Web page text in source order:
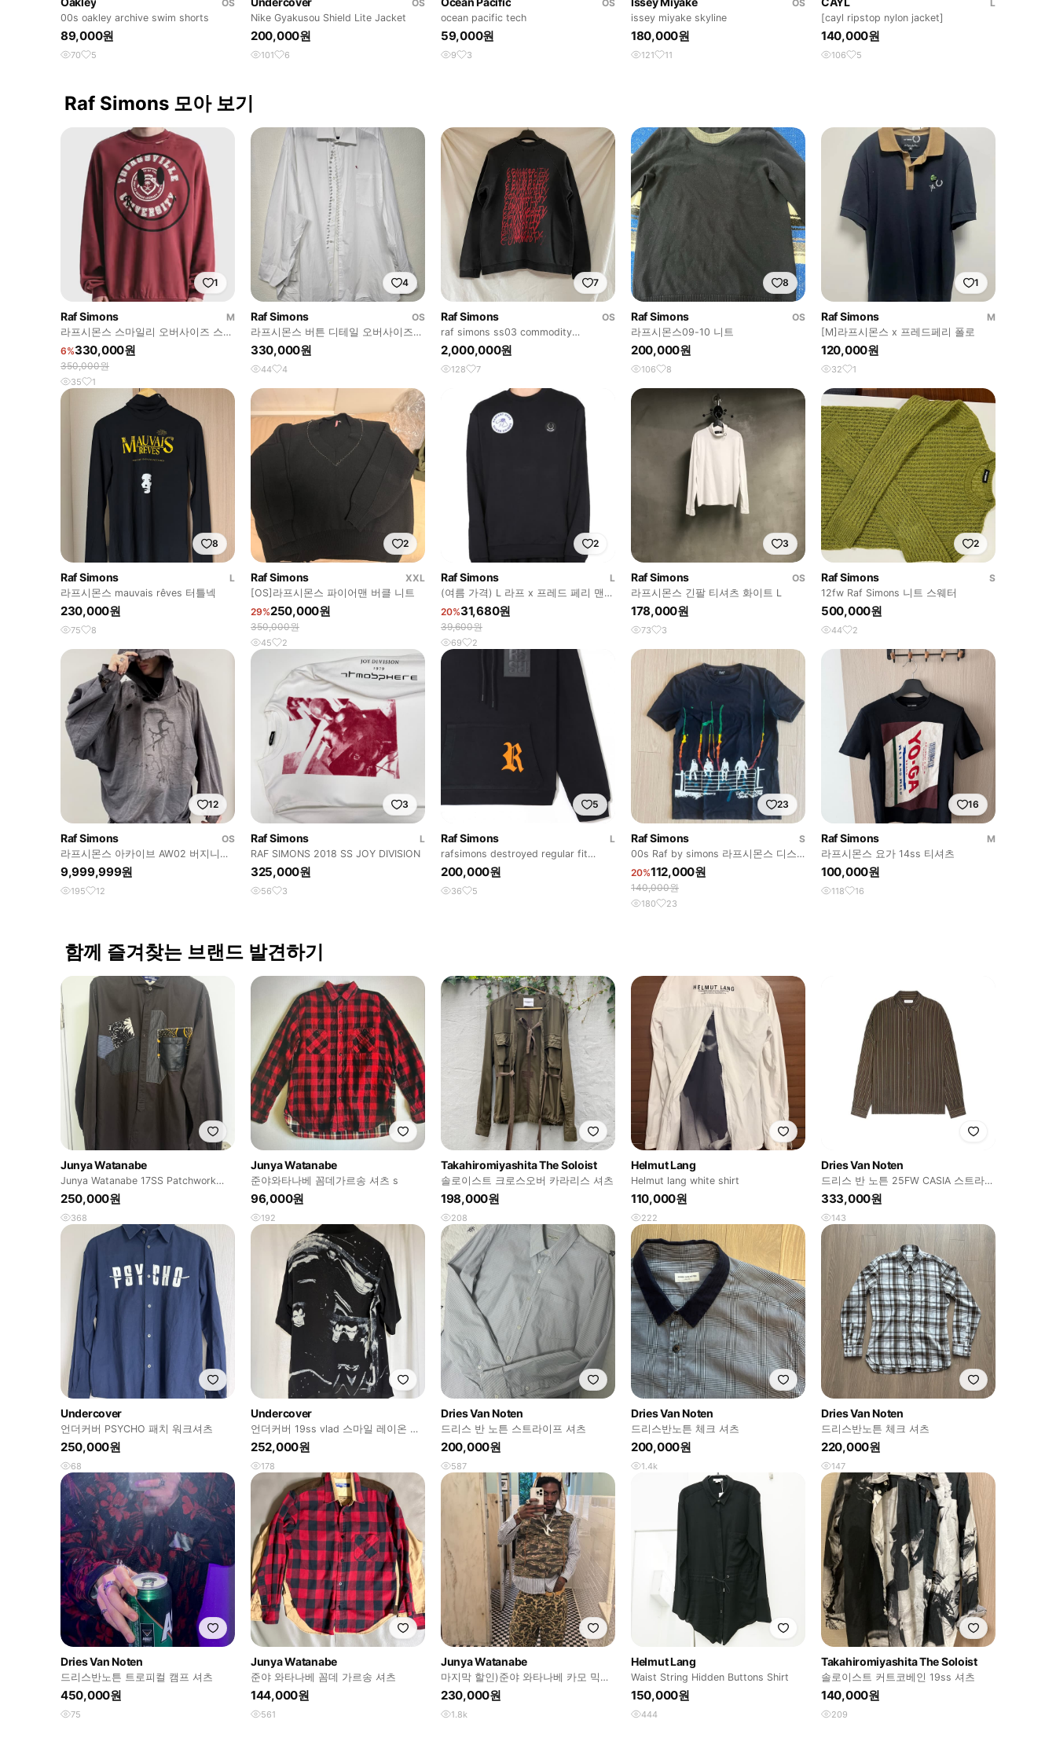
OS
00s oakley archive swim shorts
89,000원
70 5
OS
Nike Gyakusou Shield Lite Jacket
200,000원
101 6
OS
ocean pacific tech
59,000원
9 3
OS
issey miyake skyline
180,000원
121 11
L
[cayl ripstop nylon jacket]
140,000원
106 5
Raf Simons 모아 보기
1
Raf Simons
M
라프시몬스 스마일리 오버사이즈 스웻
셔츠 M
6%330,000원
350,000원
35 1
4
Raf Simons
OS
라프시몬스 버튼 디테일 오버사이즈
화이트 셔츠
330,000원
44 4
7
Raf Simons
OS
raf simons ss03 commodity
sweatshirt
2,000,000원
128 7
8
Raf Simons
OS
라프시몬스09-10 니트
200,000원
106 8
1
Raf Simons
M
[M]라프시몬스 x 프레드페리 폴로
120,000원
32 1
8
Raf Simons
L
라프시몬스 mauvais rêves 터틀넥
230,000원
75 8
2
Raf Simons
XXL
[OS]라프시몬스 파이어맨 버클 니트
29%250,000원
350,000원
45 2
2
Raf Simons
L
(여름 가격) L 라프 x 프레드 페리 맨투
맨
20%31,680원
39,600원
69 2
3
Raf Simons
OS
라프시몬스 긴팔 티셔츠 화이트 L
178,000원
73 3
2
Raf Simons
S
12fw Raf Simons 니트 스웨터
500,000원
44 2
12
Raf Simons
OS
라프시몬스 아카이브 AW02 버지니아
크리퍼 루츠 오버사이즈 후디
9,999,999원
195 12
3
Raf Simons
L
RAF SIMONS 2018 SS JOY DIVISION
325,000원
56 3
5
Raf Simons
L
rafsimons destroyed regular fit
hoodie
200,000원
36 5
23
Raf Simons
S
00s Raf by simons 라프시몬스 디스
토션 아트 티셔츠
20%112,000원
140,000원
180 23
16
Raf Simons
M
라프시몬스 요가 14ss 티셔츠
100,000원
118 16
함께 즐겨찾는 브랜드 발견하기
Junya Watanabe
Junya Watanabe 17SS Patchwork
shirt
250,000원
368
Junya Watanabe
준야와타나베 꼼데가르송 셔츠 s
96,000원
192
Takahiromiyashita The Soloist
솔로이스트 크로스오버 카라리스 셔츠
198,000원
208
Helmut Lang
Helmut lang white shirt
110,000원
222
Dries Van Noten
드리스 반 노튼 25FW CASIA 스트라이
프 셔츠
333,000원
143
Undercover
언더커버 PSYCHO 패치 워크셔츠
250,000원
68
Undercover
언더커버 19ss vlad 스마일 레이온 셔
츠
252,000원
178
Dries Van Noten
드리스 반 노튼 스트라이프 셔츠
200,000원
587
Dries Van Noten
드리스반노튼 체크 셔츠
200,000원
1.4k
Dries Van Noten
드리스반노튼 체크 셔츠
220,000원
147
Dries Van Noten
드리스반노튼 트로피컬 캠프 셔츠
450,000원
75
Junya Watanabe
준야 와타나베 꼼데 가르송 셔츠
144,000원
561
Junya Watanabe
마지막 할인)준야 와타나베 카모 믹스
셔츠
230,000원
1.8k
Helmut Lang
Waist String Hidden Buttons Shirt
150,000원
444
Takahiromiyashita The Soloist
솔로이스트 커트코베인 19ss 셔츠
140,000원
209